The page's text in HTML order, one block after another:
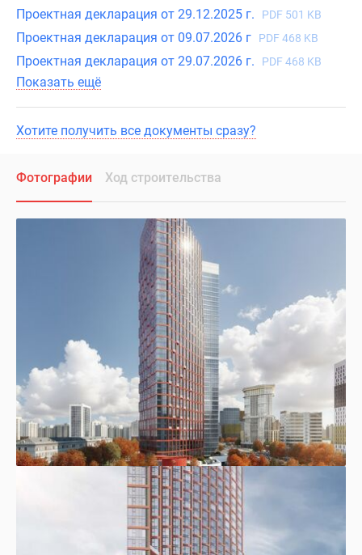
Проектная декларация от 29.12.2025 г. PDF 501 KB
Проектная декларация от 09.07.2026 г PDF 468 KB
Проектная декларация от 29.07.2026 г. PDF 468 KB
Показать ещё
Хотите получить все документы сразу?
Фотографии Ход строительства